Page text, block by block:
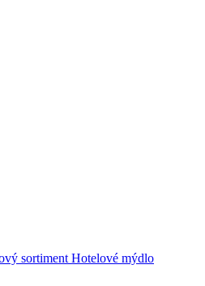
sortiment Hotelové mýdlo